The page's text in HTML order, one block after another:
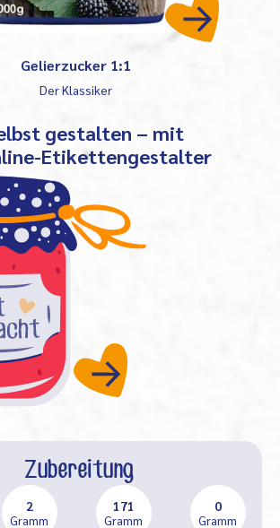
Gelierzucker 1:1
Der Klassiker
gestalten – mit
Etikettengestalter
Zubereitung
2
Gramm
171
Gramm
0
Gramm